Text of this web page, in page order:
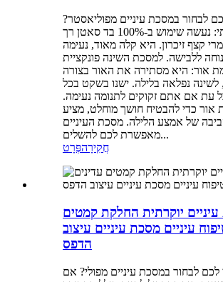
לבחור במסכת עיניים מפוליאסטר?
חומר איכותי: נעשה שימוש ב-100% בד סאטן רך
קצף זיכרון. היא קלה מאוד, נעימה
ללבישה. למסכת השינה פונקציית
אור: היא מסתירה את האור בצורה
נפלאה בלילה. ישנו בשקט בכל
עת אם אתם זקוקים לתנומה נעימה.
אור כדי להבטיח חושך מוחלט, מציע
של אמצע הלילה. מסכת העיניים
מאפשרת לכם להשלים...
חֲקִירָהפְּרָט
יוקרתית החלקת קמטים
עיניים מסכת עיניים עיצוב
הדפס
לבחור במסכת עיניים מפולי? אם